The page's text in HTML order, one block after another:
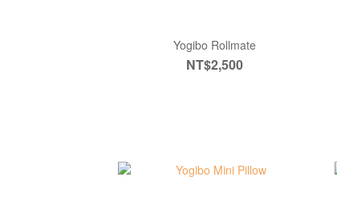
Yogibo Rollmate
NT$2,500